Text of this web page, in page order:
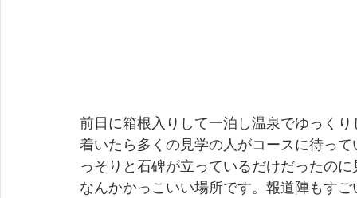
前日に箱根入りして一泊し温泉でゆっく
着いたら多くの見学の人がコースに待っ
っそりと石碑が立っているだけだったの
なんかかっこいい場所です。報道陣もす